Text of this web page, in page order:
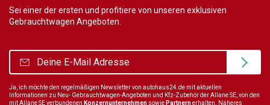
Sei einer der ersten und profitiere von unseren exklusiven
Gebrauchtwagen Angeboten.
Ja, ich möchte den regelmäßigen Newsletter von autohaus24.de mit aktuellen
Informationen zu Neu- Gebrauchtwagen-Angeboten und Kfz-Zubehör der Allane SE, von den
mit Allane SE verbundenen Konzernunternehmen sowie Partnernerhalten. Näheres